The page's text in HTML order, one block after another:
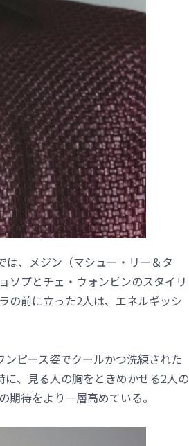
は、メジン（マシュー・リー＆タ
ソプとチェ・ウォンビンのスタイリ
の前に立った2人は、エネルギッシ
ピース姿でクールかつ洗練された
、見る人の胸をときめかせる2人の
期待をより一層高めている。